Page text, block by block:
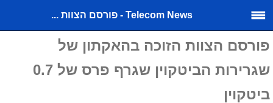
Telecom News - פורסם הצוות ...
פורסם הצוות הזוכה בהאקתון של
שגרירות הביטקוין שגרף פרס של 0.7
ביטקוין